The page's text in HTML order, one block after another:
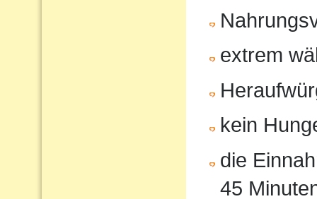
extrem
kein
die
45